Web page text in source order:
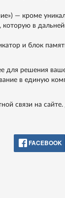
— кроме
которую в
и блок
для решения
в единую
связи на сайте.
FACEBOOK